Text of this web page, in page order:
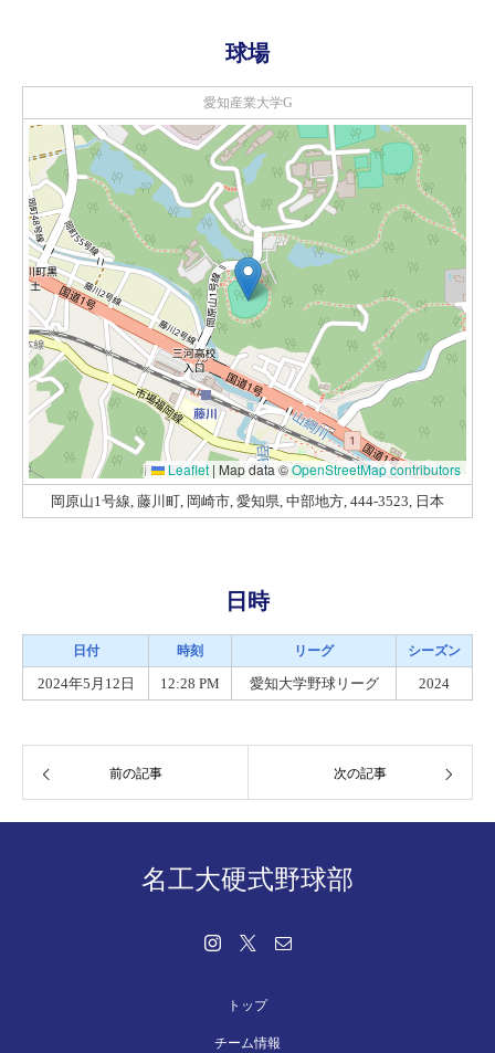
球場
愛知産業大学G
Leaflet | Map data ©OpenStreetMap contributors
岡原山1号線, 藤川町, 岡崎市, 愛知県, 中部地方, 444-3523, 日本
日時
日付 時刻 リーグ シーズン
2024年5月12日 12:28 PM 愛知大学野球リーグ 2024
前の記事 次の記事
名工大硬式野球部
トップ
チーム情報